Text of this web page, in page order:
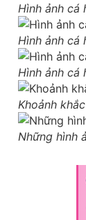
Hình ảnh cá
Hình ảnh cá
Hình ảnh cá
Khoảnh
Những hình